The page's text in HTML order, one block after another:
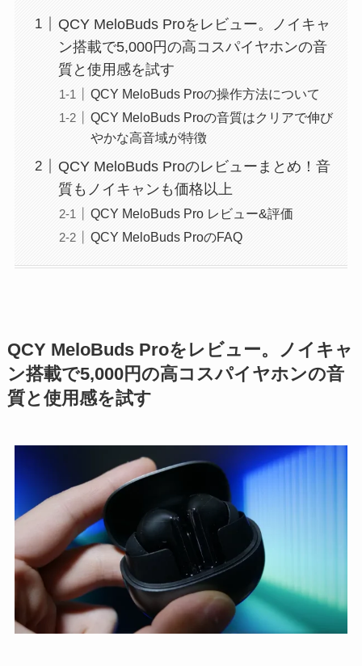
QCY MeloBuds Proをレビュー。ノイキャ
ン搭載で5,000円の高コスパイヤホンの音
質と使用感を試す
QCY MeloBuds Proの操作方法について
QCY MeloBuds Proの音質はクリアで伸び
やかな高音域が特徴
QCY MeloBuds Proのレビューまとめ！音
質もノイキャンも価格以上
QCY MeloBuds Pro レビュー&評価
QCY MeloBuds ProのFAQ
QCY MeloBuds Proをレビュー。ノイキャ
ン搭載で5,000円の高コスパイヤホンの音
質と使用感を試す